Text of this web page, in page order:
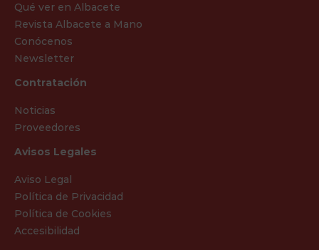
Qué ver en Albacete
Revista Albacete a Mano
Conócenos
Newsletter
Contratación
Noticias
Proveedores
Avisos Legales
Aviso Legal
Política de Privacidad
Política de Cookies
Accesibilidad